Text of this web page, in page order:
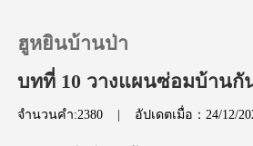
ฮูหยินบ้านป่า
บทที่ 10 วางแผนซ่อมบ้านกั
จำนวนคำ:2380 | อัปเดตเมื่อ：24/12/